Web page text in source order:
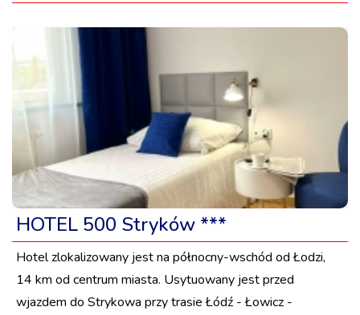
HOTEL 500 Stryków ***
Hotel zlokalizowany jest na północny-wschód od Łodzi,
14 km od centrum miasta. Usytuowany jest przed
wjazdem do Strykowa przy trasie Łódź - Łowicz -